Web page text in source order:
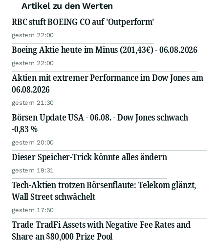
Artikel zu den Werten
RBC stuft BOEING CO auf 'Outperform'
gestern 22:00
Boeing Aktie heute im Minus (201,43€) - 06.08.2026
gestern 22:00
Aktien mit extremer Performance im Dow Jones am
06.08.2026
gestern 21:30
Börsen Update USA - 06.08. - Dow Jones schwach
-0,83 %
gestern 20:00
Dieser Speicher-Trick könnte alles ändern
gestern 19:31
Tech-Aktien trotzen Börsenflaute: Telekom glänzt,
Wall Street schwächelt
gestern 17:50
Trade TradFi Assets with Negative Fee Rates and
Share an $80,000 Prize Pool